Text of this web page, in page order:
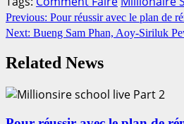
Continue
Reading
Previous: Pour réussir avec le plan de
Next: Bueng Sam Phan, Aoy-Siriluk
Related News